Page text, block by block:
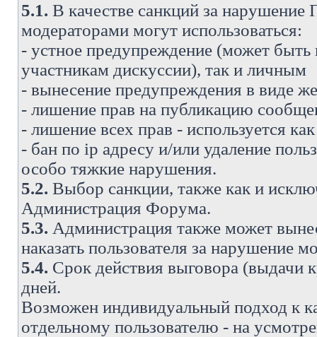
5.1. В качестве санкций за
модераторами могут использоваться:
- устное предупреждение (может
участникам дискуссии), так и личным
- вынесение предупреждения в виде
- лишение прав на публикацию
- лишение всех прав - используется
- бан по ip адресу и/или удаление
особо тяжкие нарушения.
5.2. Выбор санкции, также как и
Администрация Форума.
5.3. Администрация также может
наказать пользователя за
5.4. Срок действия выговора (выдачи
дней.
Возможен индивидуальный подход к
отдельному пользователю - на